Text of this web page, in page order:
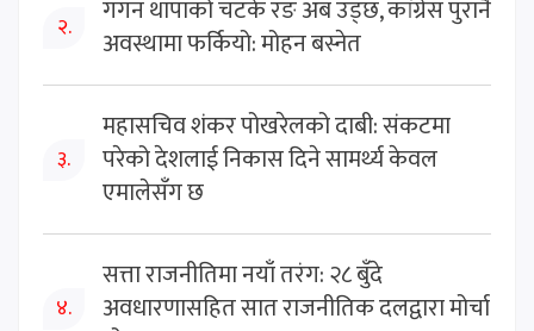
२.
गगन थापाको चटके रङ अब उड्छ, कांग्रेस पुरानै
अवस्थामा फर्कियो: मोहन बस्नेत
३.
महासचिव शंकर पोखरेलको दाबी: संकटमा
परेको देशलाई निकास दिने सामर्थ्य केवल
एमालेसँग छ
४.
सत्ता राजनीतिमा नयाँ तरंग: २८ बुँदे
अवधारणासहित सात राजनीतिक दलद्वारा मोर्चा